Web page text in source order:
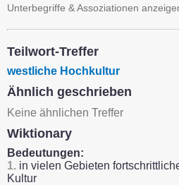
Unterbegriffe & Assoziationen
Teilwort-Treffer
westliche Hochkultur
Ähnlich geschrieben
Keine ähnlichen Treffer
Wiktionary
Bedeutungen:
1. in vielen Gebieten
Kultur